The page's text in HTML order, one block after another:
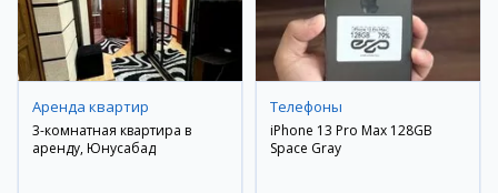
Аренда квартир
3-комнатная квартира в
аренду, Юнусабад
Телефоны
iPhone 13 Pro Max 128GB
Space Gray